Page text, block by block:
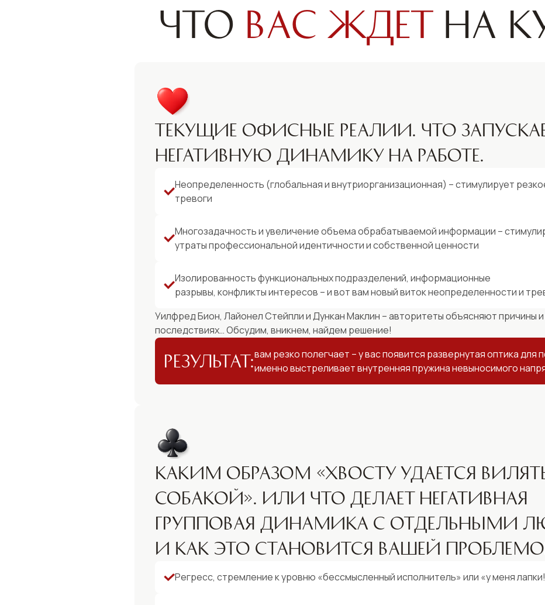
Что вас ждетна
Текущие офисные реалии. Что
негативную динамику на работе.
Неопределенность (глобальная и внутриорганизационная) – стимулирует
тревоги
Многозадачность и увеличение объема обрабатываемой информации –
утраты профессиональной идентичности и собственной ценности
Изолированность функциональных подразделений, информационные
разрывы, конфликты интересов – и вот вам новый виток неопределенности и
Уилфред Бион, Лайонел Стейпли и Дункан Маклин – авторитеты объясняют причины и
последствиях… Обсудим, вникнем, найдем решение!
Результат:вам резко полегчает – у вас появится развернутая оптика для
именно выстреливает внутренняя пружина невыносимого
Каким образом «хвосту удается
собакой». Или что делает негативная
групповая динамика с отдельными
и как это становится вашей
Регресс, стремление к уровню «бессмысленный исполнитель» или «у меня